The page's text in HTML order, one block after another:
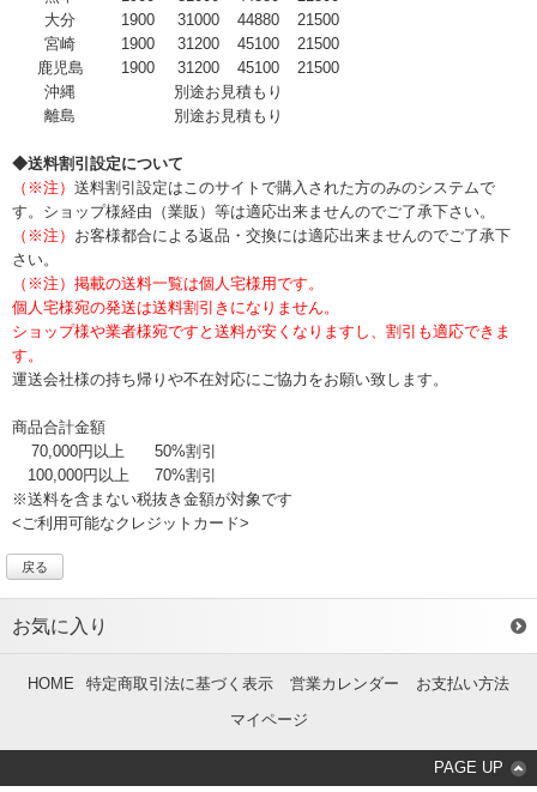
大分
1900 31000 44880
21500
宮崎
1900 31200 45100
21500
鹿児島
1900 31200 45100
21500
沖縄
別途お見積もり
離島
別途お見積もり
◆送料割引設定について
（※注） 送料割引設定はこのサイトで購入された方のみのシステムで
す。ショップ様経由（業販）等は適応出来ませんのでご了承下さい。
（※注） お客様都合による返品・交換には適応出来ませんのでご了承下
さい。
（※注）掲載の送料一覧は個人宅様用です。
個人宅様宛の発送は送料割引きになりません。
ショップ様や業者様宛ですと送料が安くなりますし、割引も適応できま
す。
運送会社様の持ち帰りや不在対応にご協力をお願い致します。
商品合計金額
70,000円以上
50%割引
100,000円以上
70%割引
※送料を含まない税抜き金額が対象です
<ご利用可能なクレジットカード>
戻る
お気に入り
HOME 特定商取引法に基づく表示 営業カレンダー
お支払い方法
マイページ
PAGE UP